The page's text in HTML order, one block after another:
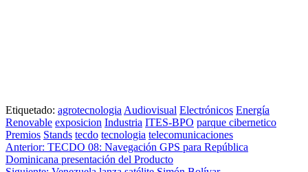
Etiquetado: agrotecnologia Audiovisual Electrónicos Energía
Renovable exposicion Industria ITES-BPO parque cibernetico
Premios Stands tecdo tecnologia telecomunicaciones
Navegación
de
Anterior: TECDO 08: Navegación GPS para República
Dominicana presentación del Producto